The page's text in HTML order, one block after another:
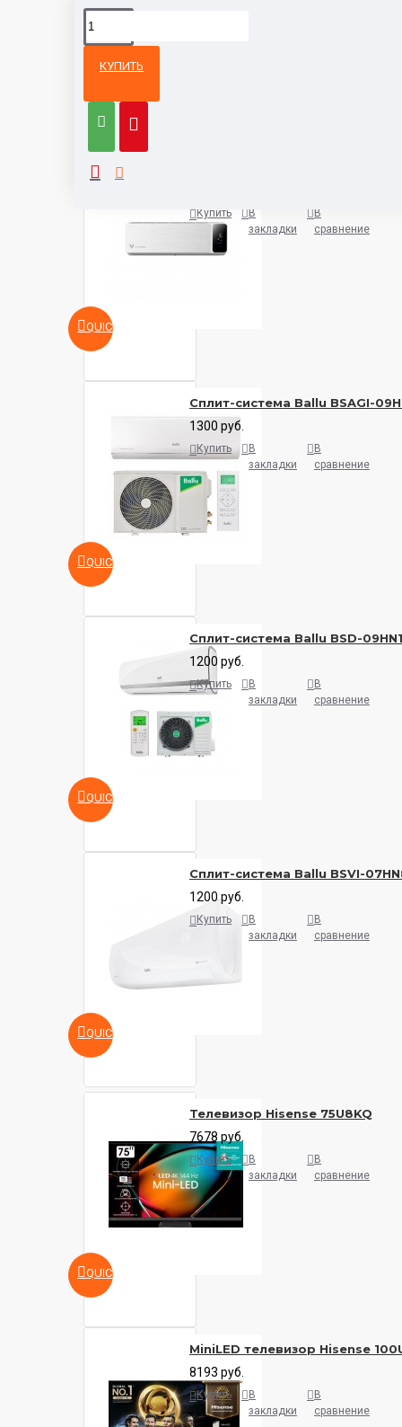
КУПИТЬ
категории
QUICKVIEW
Купить
В
закладки
В
сравнение
QUICKVIEW
Сплит-система Ballu BSAGI-
1300 руб.
Купить
В
закладки
В
сравнение
QUICKVIEW
Сплит-система Ballu BSD-09HN1
1200 руб.
Купить
В
закладки
В
сравнение
QUICKVIEW
Сплит-система Ballu BSVI-
1200 руб.
Купить
В
закладки
В
сравнение
QUICKVIEW
Телевизор Hisense 75U8KQ
7678 руб.
Купить
В
закладки
В
сравнение
MiniLED телевизор Hisense
8193 руб.
Купить
В
закладки
В
сравнение